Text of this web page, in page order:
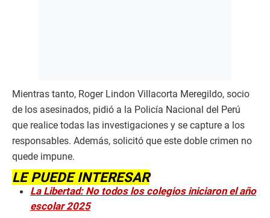
Mientras tanto, Roger Lindon Villacorta Meregildo, socio
de los asesinados, pidió a la Policía Nacional del Perú
que realice todas las investigaciones y se capture a los
responsables. Además, solicitó que este doble crimen no
quede impune.
LE PUEDE INTERESAR
La Libertad: No todos los colegios iniciaron el año
escolar 2025